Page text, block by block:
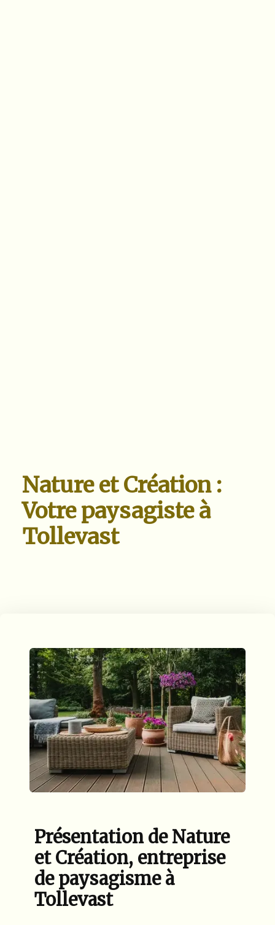
Nature et Création :
Votre paysagiste à
Tollevast
Présentation de Nature
et Création, entreprise
de paysagisme à
Tollevast